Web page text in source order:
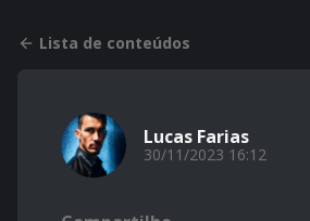
Lista de conteúdos
Lucas Farias
30/11/2023 16:12